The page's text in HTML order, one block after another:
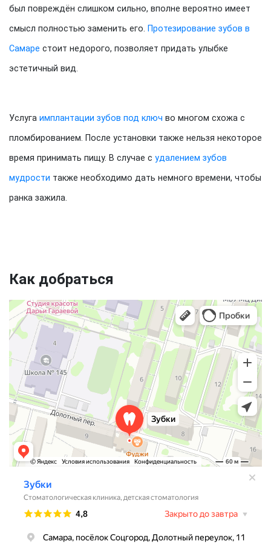
был повреждён слишком сильно, вполне вероятно имеет
смысл полностью заменить его. Протезирование зубов в
Самаре стоит недорого, позволяет придать улыбке
эстетичный вид.
Услуга имплантации зубов под ключ во многом схожа с
пломбированием. После установки также нельзя некоторое
время принимать пищу. В случае с удалением зубов
мудрости также необходимо дать немного времени, чтобы
ранка зажила.
Как добраться